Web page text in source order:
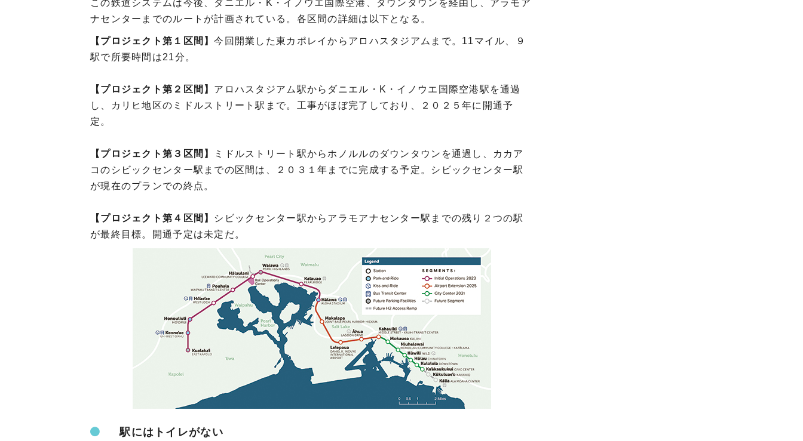
この鉄道システムは今後、ダニエル・K・イノウエ国際空港、ダウンタウンを経由し、アラモア
ナセンターまでのルートが計画されている。各区間の詳細は以下となる。
【プロジェクト第１区間】今回開業した東カポレイからアロハスタジアムまで。11マイル、９
駅で所要時間は21分。
【プロジェクト第２区間】 アロハスタジアム駅からダニエル・K・イノウエ国際空港駅を通過
し、カリヒ地区のミドルストリート駅まで。工事がほぼ完了しており、２０２５年に開通予
定。
【プロジェクト第３区間】
ミドルストリート駅からホノルルのダウンタウンを通過し、カカア
コのシビックセンター駅までの区間は、２０３１年までに完成する予定。シビックセンター駅
が現在のプランでの終点。
【プロジェクト第４区間】 シビックセンター駅からアラモアナセンター駅までの残り２つの駅
が最終目標。開通予定は未定だ。
駅にはトイレがない